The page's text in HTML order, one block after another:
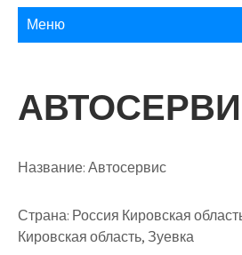
Меню
Название:Автосервис
Страна: Россия Кировская
Кировская область, Зуевка